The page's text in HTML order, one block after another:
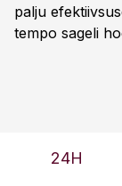
palju
tempo sageli
24H